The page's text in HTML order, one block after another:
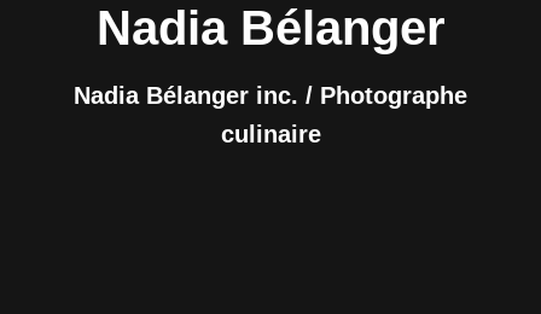
Nadia Bélanger
Nadia Bélanger inc. / Photographe
culinaire